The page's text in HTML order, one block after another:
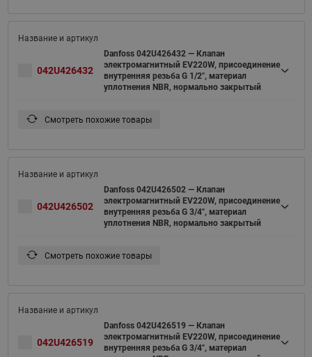
042U426432
Danfoss 042U426432 — Клапан
электромагнитный EV220W, присоединение
внутренняя резьба G 1/2", материал
уплотнения NBR, нормально закрытый
Смотреть похожие товары
042U426502
Danfoss 042U426502 — Клапан
электромагнитный EV220W, присоединение
внутренняя резьба G 3/4", материал
уплотнения NBR, нормально закрытый
Смотреть похожие товары
042U426519
Danfoss 042U426519 — Клапан
электромагнитный EV220W, присоединение
внутренняя резьба G 3/4", материал